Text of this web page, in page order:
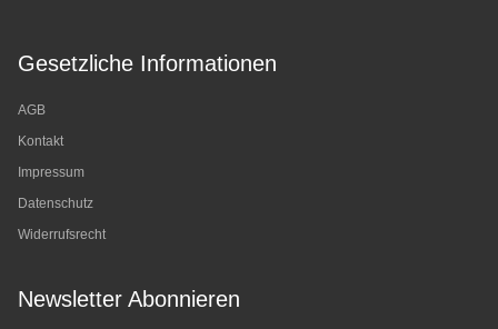
Gesetzliche Informationen
AGB
Kontakt
Impressum
Datenschutz
Widerrufsrecht
Newsletter Abonnieren